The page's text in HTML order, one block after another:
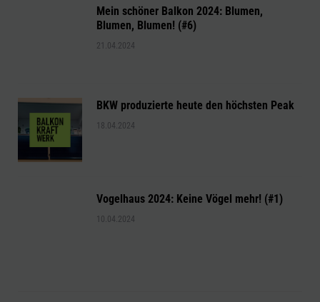
Mein schöner Balkon 2024: Blumen,
Blumen, Blumen! (#6)
21.04.2024
BKW produzierte heute den höchsten Peak
18.04.2024
Vogelhaus 2024: Keine Vögel mehr! (#1)
10.04.2024